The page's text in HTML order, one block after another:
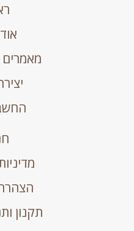
מאמרים
תקנון